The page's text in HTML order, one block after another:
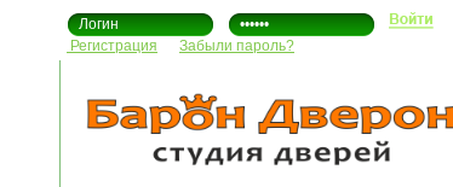
Регистрация Забыли пароль?